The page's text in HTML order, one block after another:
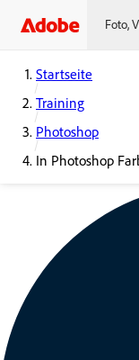
Foto,
Startseite
Training
Photoshop
In Photoshop